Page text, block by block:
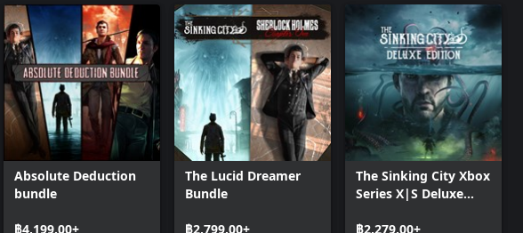
Absolute Deduction
bundle
฿4,199.00+
The Lucid Dreamer
Bundle
฿2,799.00+
The Sinking City Xbox
Series X|S Deluxe
฿2,279.00+